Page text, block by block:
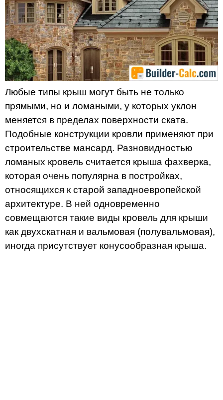
Любые типы крыш могут быть не только
прямыми, но и ломаными, у которых уклон
меняется в пределах поверхности ската.
Подобные конструкции кровли применяют при
строительстве мансард. Разновидностью
ломаных кровель считается крыша фахверка,
которая очень популярна в постройках,
относящихся к старой западноевропейской
архитектуре. В ней одновременно
совмещаются такие виды кровель для крыши
как двухскатная и вальмовая (полувальмовая),
иногда присутствует конусообразная крыша.